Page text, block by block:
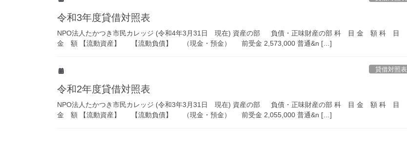
令和3年度貸借対照表
NPO法人たかつき市民カレッジ (令和4年3月31日 現在) 資産の部 負債・正味財産の部 科 目 金 額 科 目
金 額 【流動資産】 【流動負債】 （現金・預金） 前受金 2,573,000 普通&n […]
貸借対照表
令和2年度貸借対照表
NPO法人たかつき市民カレッジ (令和3年3月31日 現在) 資産の部 負債・正味財産の部 科 目 金 額 科 目
金 額 【流動資産】 【流動負債】 （現金・預金） 前受金 2,055,000 普通&n […]